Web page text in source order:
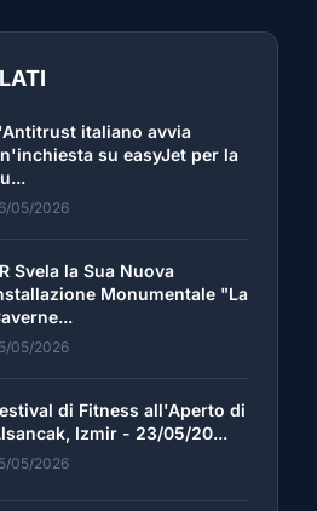
italiano avvia
su easyJet per la
05/2026
Svela la Sua Nuova
Monumentale "La
05/2026
di Fitness all'Aperto di
Izmir - 23/05/20...
05/2026